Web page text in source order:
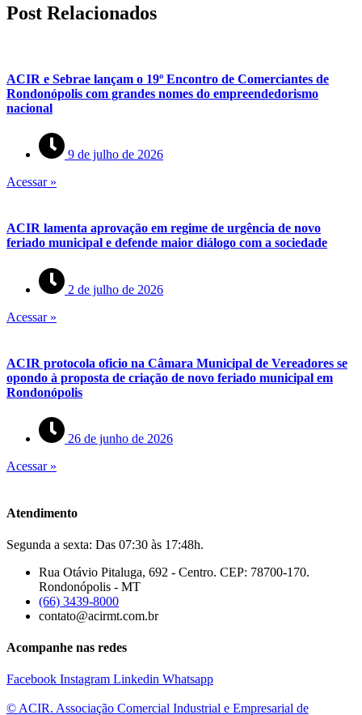
Post Relacionados
ACIR e Sebrae lançam o 19º Encontro de Comerciantes de
Rondonópolis com grandes nomes do empreendedorismo
nacional
9 de julho de 2026
Acessar »
ACIR lamenta aprovação em regime de urgência de novo
feriado municipal e defende maior diálogo com a sociedade
2 de julho de 2026
Acessar »
ACIR protocola oficio na Câmara Municipal de Vereadores se
opondo à proposta de criação de novo feriado municipal em
Rondonópolis
26 de junho de 2026
Acessar »
Atendimento
Segunda a sexta: Das 07:30 às 17:48h.
Rua Otávio Pitaluga, 692 - Centro. CEP: 78700-170.
Rondonópolis - MT
(66) 3439-8000
contato@acirmt.com.br
Acompanhe nas redes
Facebook Instagram Linkedin Whatsapp
© ACIR. Associação Comercial Industrial e Empresarial de